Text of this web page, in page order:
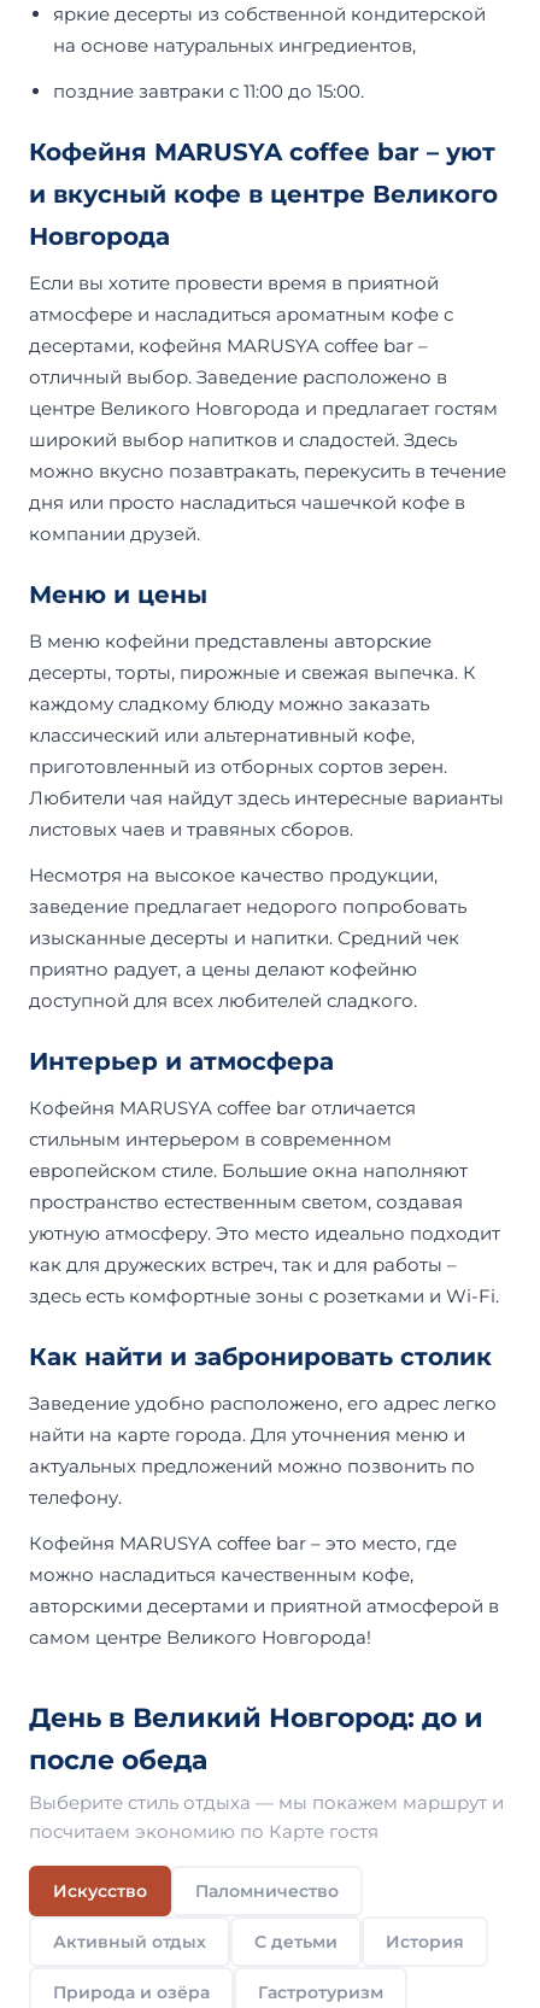
яркие десерты из собственной кондитерской
на основе натуральных ингредиентов,
поздние завтраки с 11:00 до 15:00.
Кофейня MARUSYA coffee bar – уют
и вкусный кофе в центре Великого
Новгорода
Если вы хотите провести время в приятной
атмосфере и насладиться ароматным кофе с
десертами, кофейня MARUSYA coffee bar –
отличный выбор. Заведение расположено в
центре Великого Новгорода и предлагает гостям
широкий выбор напитков и сладостей. Здесь
можно вкусно позавтракать, перекусить в течение
дня или просто насладиться чашечкой кофе в
компании друзей.
Меню и цены
В меню кофейни представлены авторские
десерты, торты, пирожные и свежая выпечка. К
каждому сладкому блюду можно заказать
классический или альтернативный кофе,
приготовленный из отборных сортов зерен.
Любители чая найдут здесь интересные варианты
листовых чаев и травяных сборов.
Несмотря на высокое качество продукции,
заведение предлагает недорого попробовать
изысканные десерты и напитки. Средний чек
приятно радует, а цены делают кофейню
доступной для всех любителей сладкого.
Интерьер и атмосфера
Кофейня MARUSYA coffee bar отличается
стильным интерьером в современном
европейском стиле. Большие окна наполняют
пространство естественным светом, создавая
уютную атмосферу. Это место идеально подходит
как для дружеских встреч, так и для работы –
здесь есть комфортные зоны с розетками и Wi-Fi.
Как найти и забронировать столик
Заведение удобно расположено, его адрес легко
найти на карте города. Для уточнения меню и
актуальных предложений можно позвонить по
телефону.
Кофейня MARUSYA coffee bar – это место, где
можно насладиться качественным кофе,
авторскими десертами и приятной атмосферой в
самом центре Великого Новгорода!
День в Великий Новгород: до и
после обеда
Выберите стиль отдыха — мы покажем маршрут и
посчитаем экономию по Карте гостя
Искусство Паломничество
Активный отдых С детьми История
Природа и озёра Гастротуризм